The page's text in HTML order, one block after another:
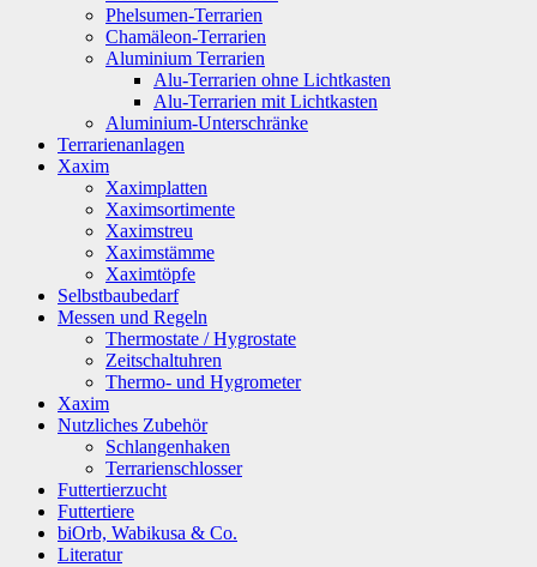
Phelsumen-Terrarien
Chamäleon-Terrarien
Aluminium Terrarien
Alu-Terrarien ohne Lichtkasten
Alu-Terrarien mit Lichtkasten
Aluminium-Unterschränke
Terrarienanlagen
Xaxim
Xaximplatten
Xaximsortimente
Xaximstreu
Xaximstämme
Xaximtöpfe
Selbstbaubedarf
Messen und Regeln
Thermostate / Hygrostate
Zeitschaltuhren
Thermo- und Hygrometer
Xaxim
Nutzliches Zubehör
Schlangenhaken
Terrarienschlosser
Futtertierzucht
Futtertiere
biOrb, Wabikusa & Co.
Literatur